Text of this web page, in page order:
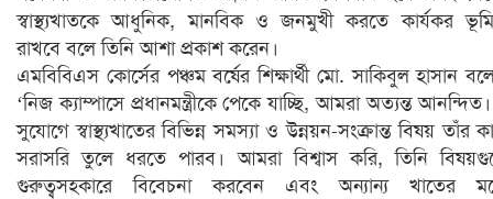
স্বাস্থ্যখাতকে আধুনিক, মানবিক ও জনমুখী করতে কার্যকর
রাখবে বলে তিনি আশা প্রকাশ করেন।
এমবিবিএস কোর্সের পঞ্চম বর্ষের শিক্ষার্থী মো. সাকিবুল হাসান
‘নিজ ক্যাম্পাসে প্রধানমন্ত্রীকে পেকে যাচ্ছি, আমরা অত্যন্ত
সুযোগে স্বাস্থ্যখাতের বিভিন্ন সমস্যা ও উন্নয়ন-সংক্রান্ত বিষয় তাঁর
সরাসরি তুলে ধরতে পারব। আমরা বিশ্বাস করি, তিনি
গুরুত্বসহকারে বিবেচনা করবেন এবং অন্যান্য খাতের